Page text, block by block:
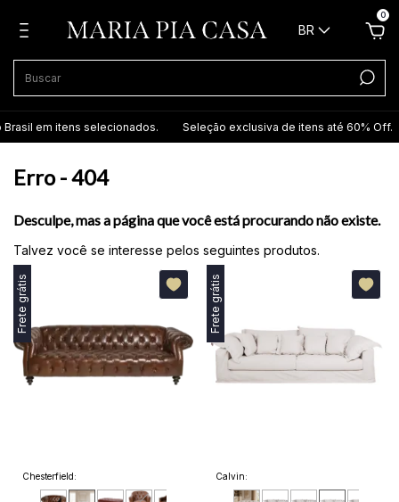
BR
0
em itens selecionados. Seleção exclusiva de itens até 60% Off.
Erro - 404
Desculpe, mas a página que você está procurando não existe.
Talvez você se interesse pelos seguintes produtos.
Frete grátis
Chesterfield:
Frete grátis
Calvin: